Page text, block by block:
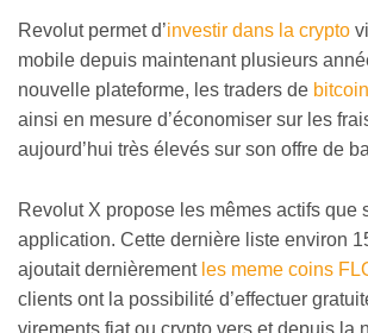
Revolut permet d’investir dans la crypto
mobile depuis maintenant plusieurs
nouvelle plateforme, les traders de
ainsi en mesure d’économiser sur les
aujourd’hui très élevés sur son offre de
Revolut X propose les mêmes actifs que
application. Cette dernière liste environ
ajoutait dernièrement les meme coins
clients ont la possibilité d’effectuer
virements fiat ou crypto vers et depuis la